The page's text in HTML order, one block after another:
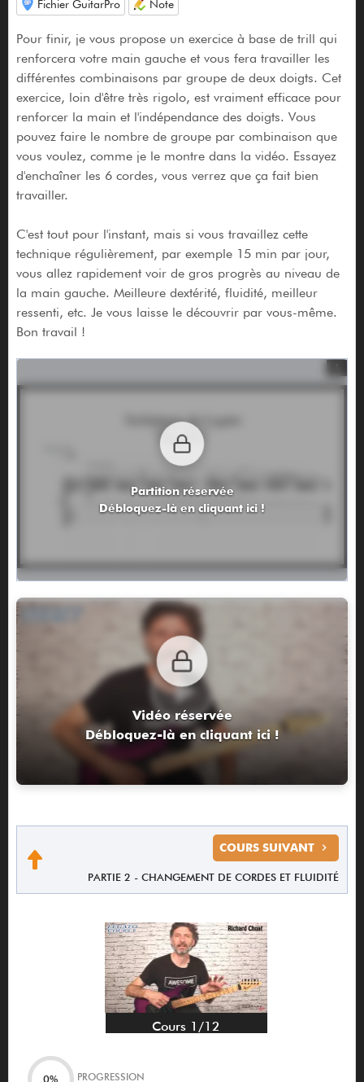
Fichier GuitarPro Note
Pour finir, je vous propose un exercice à base de trill qui
renforcera votre main gauche et vous fera travailler les
différentes combinaisons par groupe de deux doigts. Cet
exercice, loin d'être très rigolo, est vraiment efficace pour
renforcer la main et l'indépendance des doigts. Vous
pouvez faire le nombre de groupe par combinaison que
vous voulez, comme je le montre dans la vidéo. Essayez
d'enchaîner les 6 cordes, vous verrez que ça fait bien
travailler.
C'est tout pour l'instant, mais si vous travaillez cette
technique régulièrement, par exemple 15 min par jour,
vous allez rapidement voir de gros progrès au niveau de
la main gauche. Meilleure dextérité, fluidité, meilleur
ressenti, etc. Je vous laisse le découvrir par vous-même.
Bon travail !
Partition réservée
Débloquez-là en cliquant ici !
Vidéo réservée
Débloquez-là en cliquant ici !
COURS SUIVANT
PARTIE 2 - CHANGEMENT DE CORDES ET FLUIDITÉ
Cours 1/12
0% PROGRESSION